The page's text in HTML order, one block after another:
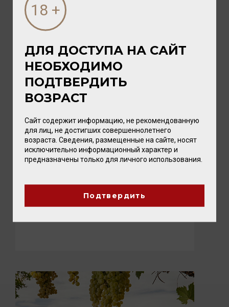
ПОСЛЕДНИЕ НОВОСТИ
05 АВГУСТА 2026
Лето — время, когда хочется замедлиться,
выбраться на природу и разделить радость с
ДЛЯ ДОСТУПА НА САЙТ
НЕОБХОДИМО
ПОДТВЕРДИТЬ
ВОЗРАСТ
Сайт содержит информацию, не рекомендованную
для лиц, не достигших совершеннолетнего
возраста. Сведения, размещенные на сайте, носят
исключительно информационный характер и
предназначены только для личного использования.
Подтвердить